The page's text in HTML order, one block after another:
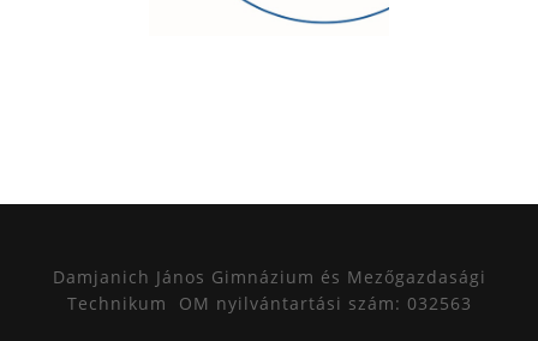
Damjanich János Gimnázium és Mezőgazdasági
Technikum
OM nyilvántartási szám: 032563